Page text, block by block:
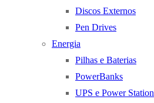
Discos Externos
Pen Drives
Energia
Pilhas e Baterias
PowerBanks
UPS e Power Station